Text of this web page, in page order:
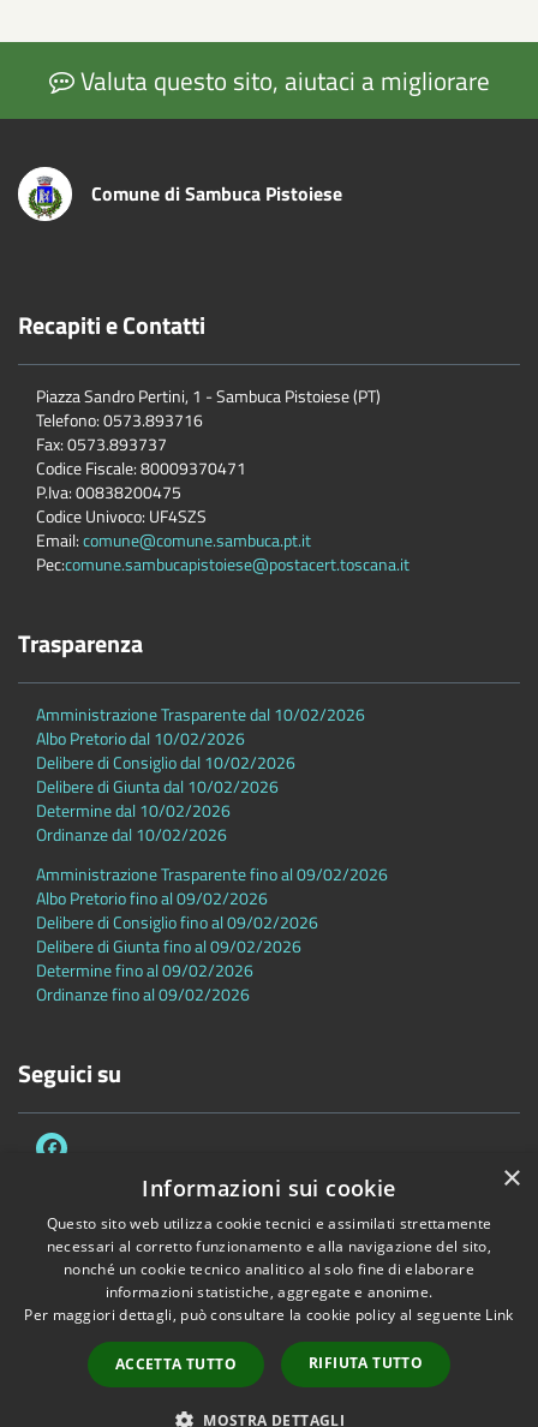
Valuta questo sito, aiutaci a migliorare
Comune di Sambuca Pistoiese
Recapiti e Contatti
Piazza Sandro Pertini, 1 - Sambuca Pistoiese (PT)
Telefono: 0573.893716
Fax: 0573.893737
Codice Fiscale: 80009370471
P.Iva: 00838200475
Codice Univoco: UF4SZS
Email:comune@comune.sambuca.pt.it
Pec:comune.sambucapistoiese@postacert.toscana.it
Trasparenza
Amministrazione Trasparente dal 10/02/2026
Albo Pretorio dal 10/02/2026
Delibere di Consiglio dal 10/02/2026
Delibere di Giunta dal 10/02/2026
Determine dal 10/02/2026
Ordinanze dal 10/02/2026
Amministrazione Trasparente fino al 09/02/2026
Albo Pretorio fino al 09/02/2026
Delibere di Consiglio fino al 09/02/2026
Delibere di Giunta fino al 09/02/2026
Determine fino al 09/02/2026
Ordinanze fino al 09/02/2026
Seguici su
Accessibilità Privacy Cookie
Mappa del sito
Dichiarazione di accessibilità
Copyright © 2026 • Comune di Sambuca Pistoiese • Powered by
Municipium•Accesso redazione
×
Informazioni sui cookie
Questo sito web utilizza cookie tecnici e assimilati strettamente
necessari al corretto funzionamento e alla navigazione del sito,
nonché un cookie tecnico analitico al solo fine di elaborare
informazioni statistiche, aggregate e anonime.
Per maggiori dettagli, può consultare la cookie policy al seguente Link
ACCETTA TUTTO RIFIUTA TUTTO
MOSTRA DETTAGLI